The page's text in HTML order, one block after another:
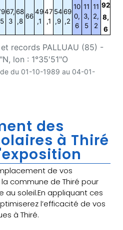
records PALLUAU (85) -
lon : 1°35'51"O
du 01-10-1989 au 04-01-
67,
3
68
,8
66
49
,1
47
,1
54
,9
69
,2
10
0,
6
11
3,
5
11
2,
2
92
8,
6
des
à Thiré
de vos
commune de Thiré pour
au soleil.En appliquant ces
l’efficacité de vos
à Thiré.